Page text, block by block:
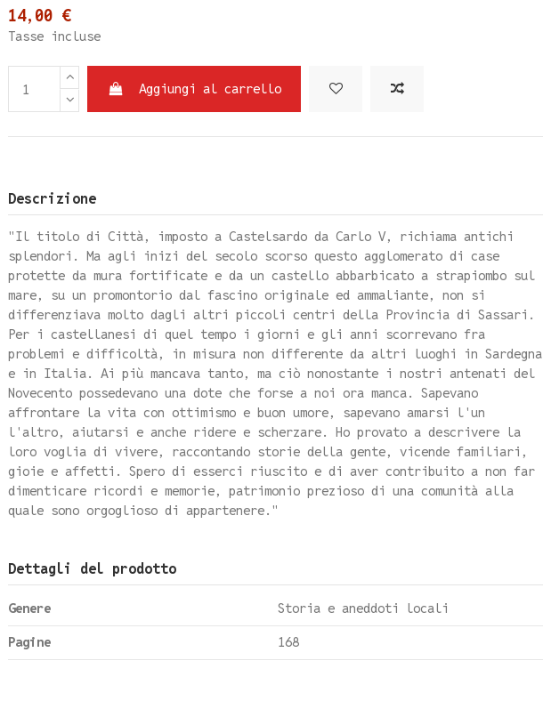
14,00 €
Tasse incluse
Aggiungi al carrello
Descrizione
"Il titolo di Città, imposto a Castelsardo da Carlo V, richiama antichi
splendori. Ma agli inizi del secolo scorso questo agglomerato di case
protette da mura fortificate e da un castello abbarbicato a strapiombo sul
mare, su un promontorio dal fascino originale ed ammaliante, non si
differenziava molto dagli altri piccoli centri della Provincia di Sassari.
Per i castellanesi di quel tempo i giorni e gli anni scorrevano fra
problemi e difficoltà, in misura non differente da altri luoghi in Sardegna
e in Italia. Ai più mancava tanto, ma ciò nonostante i nostri antenati del
Novecento possedevano una dote che forse a noi ora manca. Sapevano
affrontare la vita con ottimismo e buon umore, sapevano amarsi l'un
l'altro, aiutarsi e anche ridere e scherzare. Ho provato a descrivere la
loro voglia di vivere, raccontando storie della gente, vicende familiari,
gioie e affetti. Spero di esserci riuscito e di aver contribuito a non far
dimenticare ricordi e memorie, patrimonio prezioso di una comunità alla
quale sono orgoglioso di appartenere."
Dettagli del prodotto
Genere
Storia e aneddoti locali
Pagine
168